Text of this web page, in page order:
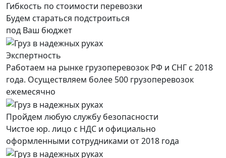
Гибкость по стоимости перевозки
Будем стараться подстроиться
под Ваш бюджет
Экспертность
Работаем на рынке грузоперевозок РФ и СНГ с 2018
года. Осуществляем более 500 грузоперевозок
ежемесячно
Пройдем любую службу безопасности
Чистое юр. лицо с НДС и официально
оформленными сотрудниками от 2018 года